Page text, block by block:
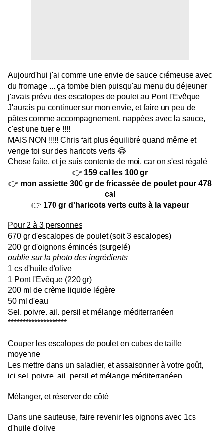
Aujourd'hui j'ai comme une envie de sauce crémeuse avec
du fromage ... ça tombe bien puisqu'au menu du déjeuner
j'avais prévu des escalopes de poulet au Pont l'Evêque
J'aurais pu continuer sur mon envie, et faire un peu de
pâtes comme accompagnement, nappées avec la sauce,
c'est une tuerie !!!!
MAIS NON !!!!! Chris fait plus équilibré quand même et
venge toi sur des haricots verts 😂
Chose faite, et je suis contente de moi, car on s'est régalé
👉 159 cal les 100 gr
👉 mon assiette 300 gr de fricassée de poulet pour 478
cal
👉 170 gr d'haricots verts cuits à la vapeur
Pour 2 à 3 personnes
670 gr d'escalopes de poulet (soit 3 escalopes)
200 gr d'oignons émincés (surgelé)
oublié sur la photo des ingrédients
1 cs d'huile d'olive
1 Pont l'Evêque (220 gr)
200 ml de crème liquide légère
50 ml d'eau
Sel, poivre, ail, persil et mélange méditerranéen
********************
Couper les escalopes de poulet en cubes de taille
moyenne
Les mettre dans un saladier, et assaisonner à votre goût,
ici sel, poivre, ail, persil et mélange méditerranéen
Mélanger, et réserver de côté
Dans une sauteuse, faire revenir les oignons avec 1cs
d'huile d'olive